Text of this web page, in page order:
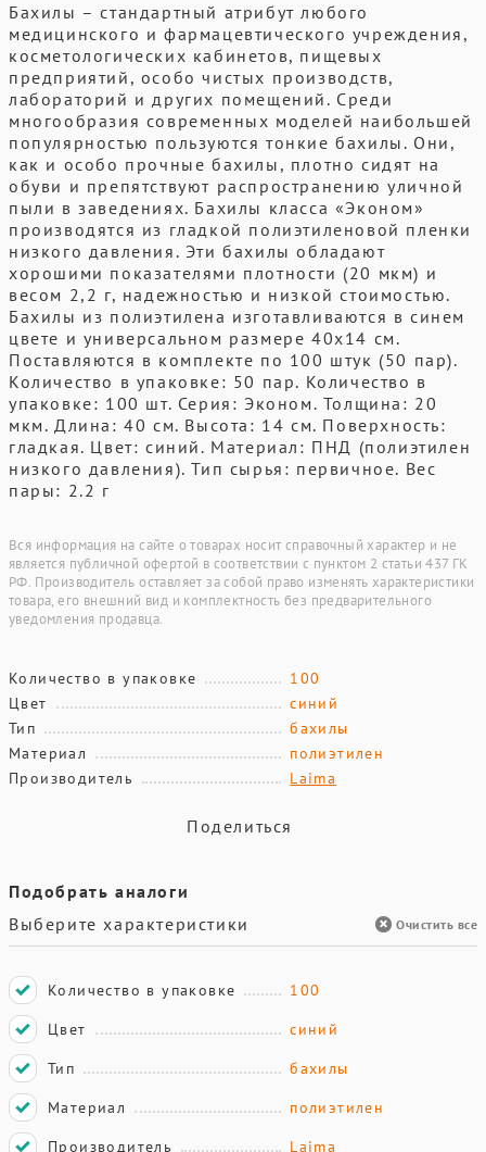
Бахилы – стандартный атрибут любого
медицинского и фармацевтического учреждения,
косметологических кабинетов, пищевых
предприятий, особо чистых производств,
лабораторий и других помещений. Среди
многообразия современных моделей наибольшей
популярностью пользуются тонкие бахилы. Они,
как и особо прочные бахилы, плотно сидят на
обуви и препятствуют распространению уличной
пыли в заведениях. Бахилы класса «Эконом»
производятся из гладкой полиэтиленовой пленки
низкого давления. Эти бахилы обладают
хорошими показателями плотности (20 мкм) и
весом 2,2 г, надежностью и низкой стоимостью.
Бахилы из полиэтилена изготавливаются в синем
цвете и универсальном размере 40х14 см.
Поставляются в комплекте по 100 штук (50 пар).
Количество в упаковке: 50 пар. Количество в
упаковке: 100 шт. Серия: Эконом. Толщина: 20
мкм. Длина: 40 см. Высота: 14 см. Поверхность:
гладкая. Цвет: синий. Материал: ПНД (полиэтилен
низкого давления). Тип сырья: первичное. Вес
пары: 2.2 г
Вся информация на сайте о товарах носит справочный характер и не
является публичной офертой в соответствии с пунктом 2 статьи 437 ГК
РФ. Производитель оставляет за собой право изменять характеристики
товара, его внешний вид и комплектность без предварительного
уведомления продавца.
Количество в упаковке
100
Цвет
синий
Тип
бахилы
Материал
полиэтилен
Производитель
Laima
Поделиться
Подобрать аналоги
Выберите характеристики
Очистить все
Количество в упаковке
100
Цвет
синий
Тип
бахилы
Материал
полиэтилен
Производитель
Laima